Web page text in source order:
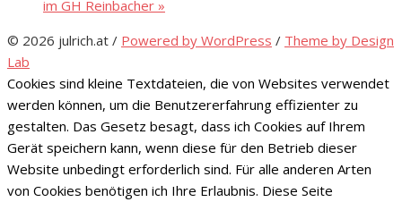
im GH Reinbacher »
© 2026 julrich.at / Powered by WordPress / Theme by Design
Lab
Cookies sind kleine Textdateien, die von Websites verwendet
werden können, um die Benutzererfahrung effizienter zu
gestalten. Das Gesetz besagt, dass ich Cookies auf Ihrem
Gerät speichern kann, wenn diese für den Betrieb dieser
Website unbedingt erforderlich sind. Für alle anderen Arten
von Cookies benötigen ich Ihre Erlaubnis. Diese Seite